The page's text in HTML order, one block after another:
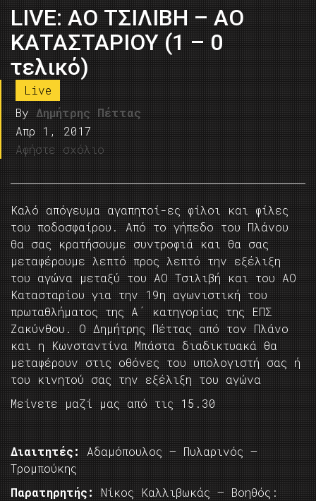
LIVE: ΑΟ ΤΣΙΛΙΒΗ – ΑΟ
ΚΑΤΑΣΤΑΡΙΟΥ (1 – 0
τελικό)
Live
By Δημήτρης Πέττας
Απρ 1, 2017
Αφήστε σχόλιο
Καλό απόγευμα αγαπητοί-ες φίλοι και φίλες
του ποδοσφαίρου. Από το γήπεδο του Πλάνου
θα σας κρατήσουμε συντροφιά και θα σας
μεταφέρουμε λεπτό προς λεπτό την εξέλιξη
του αγώνα μεταξύ του ΑΟ Τσιλιβή και του ΑΟ
Κατασταρίου για την 19η αγωνιστική του
πρωταθλήματος της Α΄ κατηγορίας της ΕΠΣ
Ζακύνθου. Ο Δημήτρης Πέττας από τον Πλάνο
και η Κωνσταντίνα Μπάστα διαδικτυακά θα
μεταφέρουν στις οθόνες του υπολογιστή σας ή
του κινητού σας την εξέλιξη του αγώνα
Μείνετε μαζί μας από τις 15.30
Διαιτητές:
Αδαμόπουλος – Πυλαρινός –
Τρομπούκης
Παρατηρητής:
Νίκος Καλλιβωκάς – Βοηθός: